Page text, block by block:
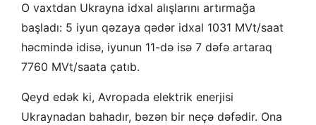
O vaxtdan Ukrayna idxal alışlarını artırmağa
başladı: 5 iyun qəzaya qədər idxal 1031 MVt/saat
həcmində idisə, iyunun 11-də isə 7 dəfə artaraq
7760 MVt/saata çatıb.
Qeyd edək ki, Avropada elektrik enerjisi
Ukraynadan bahadır, bəzən bir neçə dəfədir. Ona